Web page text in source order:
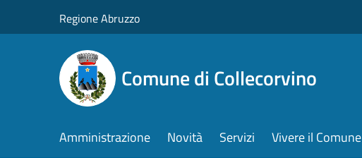
Regione Abruzzo
Comune di Collecorvino
Amministrazione Novità Servizi Vivere il Comune